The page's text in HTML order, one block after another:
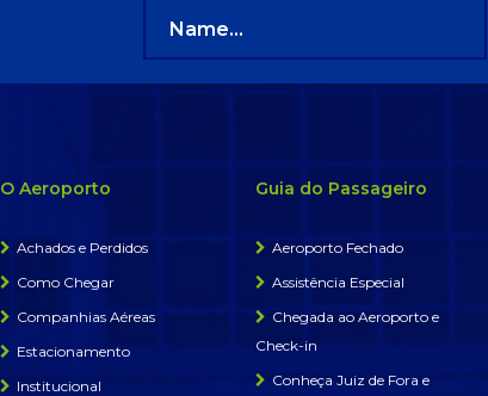
O Aeroporto
Achados e Perdidos
Como Chegar
Companhias Aéreas
Estacionamento
Institucional
Guia do Passageiro
Aeroporto Fechado
Assistência Especial
Chegada ao Aeroporto e
Check-in
Conheça Juiz de Fora e